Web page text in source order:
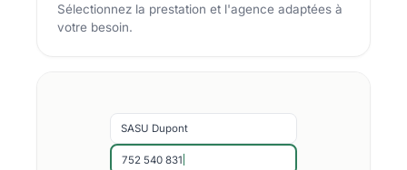
Sélectionnez la prestation et l'agence adaptées à
votre besoin.
SASU Dupont
752 540 831